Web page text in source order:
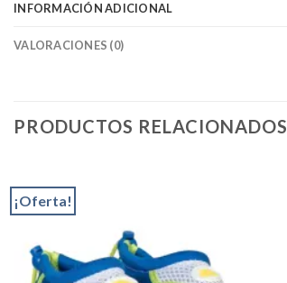
INFORMACIÓN ADICIONAL
VALORACIONES (0)
PRODUCTOS RELACIONADOS
¡Oferta!